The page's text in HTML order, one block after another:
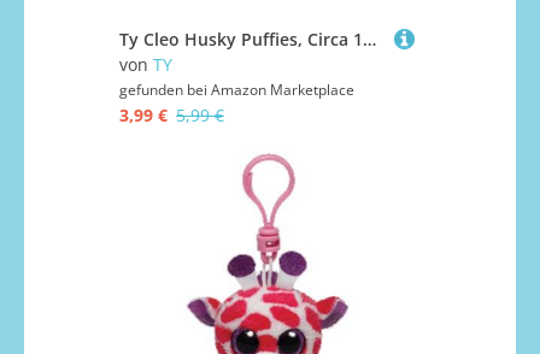
Ty Cleo Husky Puffies, Circa 10 cm
von TY
gefunden bei Amazon Marketplace
3,99 € 5,99 €